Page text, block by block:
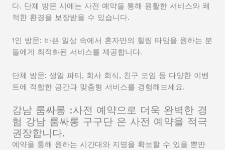
다. 단체 방문 시에는 사전 예약을 통해 원활한 서비스와 쾌
적한 환경을 보장받을 수 있습니다.
1인 방문: 바쁜 일상 속에서 혼자만의 힐링 타임을 원하는 분
들에게 최적화된 서비스를 제공합니다.
단체 방문: 생일 파티, 회사 회식, 친구 모임 등 다양한 이벤
트에 적합한 공간과 맞춤형 서비스를 경험해보세요.
강남 룸싸롱 :사전 예약으로 더욱 완벽한 경
험 강남 룸싸롱 구구단 은 사전 예약을 적극
권장합니다.
예약을 통해 원하는 시간대와 지명을 확보할 수 있을 뿐만